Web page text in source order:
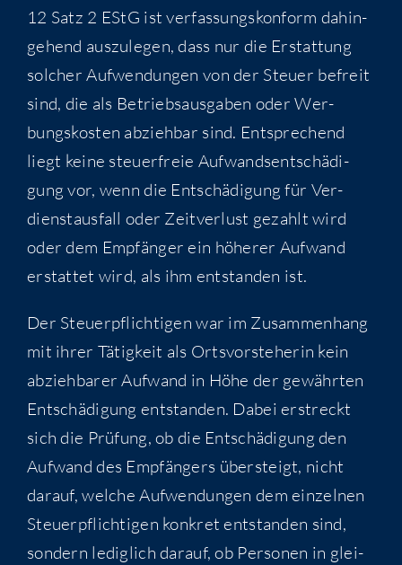
12 Satz 2 EStG ist ver­fas­sungs­kon­form dahin­
ge­hend aus­zu­le­gen, dass nur die Erstat­tung
sol­cher Auf­wen­dun­gen von der Steu­er befreit
sind, die als Betriebs­aus­ga­ben oder Wer­
bungs­kos­ten abzieh­bar sind. Ent­spre­chend
liegt kei­ne steu­er­freie Auf­wands­ent­schä­di­
gung vor, wenn die Ent­schä­di­gung für Ver­
dienst­aus­fall oder Zeit­ver­lust gezahlt wird
oder dem Emp­fän­ger ein höhe­rer Auf­wand
erstat­tet wird, als ihm ent­stan­den ist.
Der Steu­er­pflich­ti­gen war im Zusam­men­hang
mit ihrer Tätig­keit als Orts­vor­ste­he­rin kein
abzieh­ba­rer Auf­wand in Höhe der gewähr­ten
Ent­schä­di­gung ent­stan­den. Dabei erstreckt
sich die Prü­fung, ob die Ent­schä­di­gung den
Auf­wand des Emp­fän­gers über­steigt, nicht
dar­auf, wel­che Auf­wen­dun­gen dem ein­zel­nen
Steu­er­pflich­ti­gen kon­kret ent­stan­den sind,
son­dern ledig­lich dar­auf, ob Per­so­nen in glei­